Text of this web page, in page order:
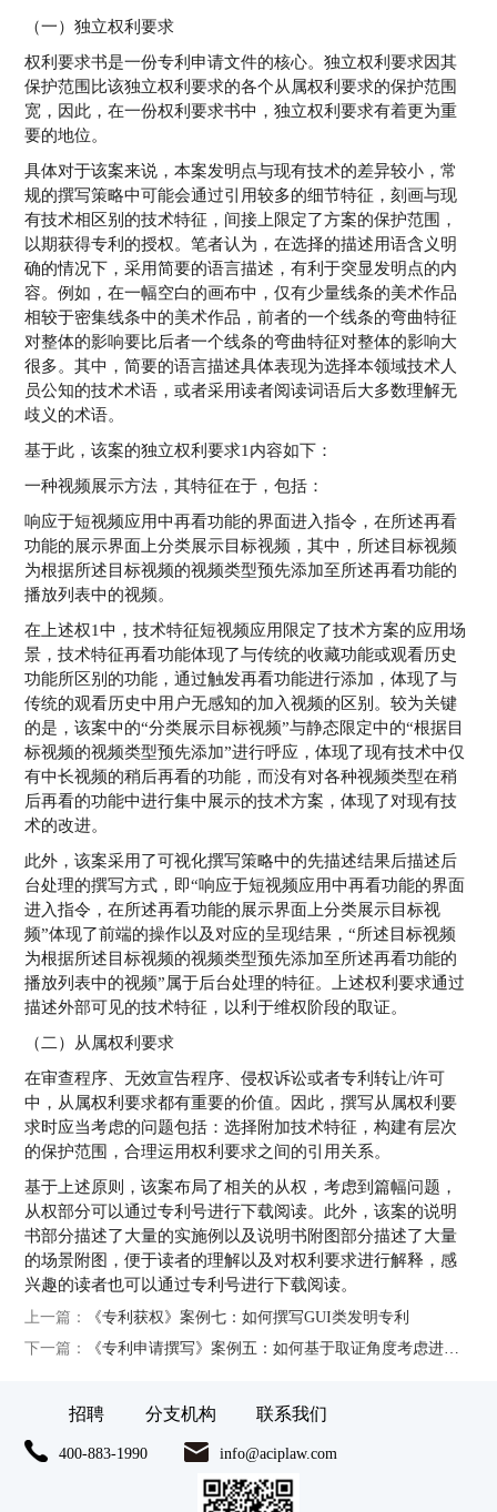
（一）独立权利要求
权利要求书是一份专利申请文件的核心。独立权利要求因其
保护范围比该独立权利要求的各个从属权利要求的保护范围
宽，因此，在一份权利要求书中，独立权利要求有着更为重
要的地位。
具体对于该案来说，本案发明点与现有技术的差异较小，常
规的撰写策略中可能会通过引用较多的细节特征，刻画与现
有技术相区别的技术特征，间接上限定了方案的保护范围，
以期获得专利的授权。笔者认为，在选择的描述用语含义明
确的情况下，采用简要的语言描述，有利于突显发明点的内
容。例如，在一幅空白的画布中，仅有少量线条的美术作品
相较于密集线条中的美术作品，前者的一个线条的弯曲特征
对整体的影响要比后者一个线条的弯曲特征对整体的影响大
很多。其中，简要的语言描述具体表现为选择本领域技术人
员公知的技术术语，或者采用读者阅读词语后大多数理解无
歧义的术语。
基于此，该案的独立权利要求1内容如下：
一种视频展示方法，其特征在于，包括：
响应于短视频应用中再看功能的界面进入指令，在所述再看
功能的展示界面上分类展示目标视频，其中，所述目标视频
为根据所述目标视频的视频类型预先添加至所述再看功能的
播放列表中的视频。
在上述权1中，技术特征短视频应用限定了技术方案的应用场
景，技术特征再看功能体现了与传统的收藏功能或观看历史
功能所区别的功能，通过触发再看功能进行添加，体现了与
传统的观看历史中用户无感知的加入视频的区别。较为关键
的是，该案中的“分类展示目标视频”与静态限定中的“根据目
标视频的视频类型预先添加”进行呼应，体现了现有技术中仅
有中长视频的稍后再看的功能，而没有对各种视频类型在稍
后再看的功能中进行集中展示的技术方案，体现了对现有技
术的改进。
此外，该案采用了可视化撰写策略中的先描述结果后描述后
台处理的撰写方式，即“响应于短视频应用中再看功能的界面
进入指令，在所述再看功能的展示界面上分类展示目标视
频”体现了前端的操作以及对应的呈现结果，“所述目标视频
为根据所述目标视频的视频类型预先添加至所述再看功能的
播放列表中的视频”属于后台处理的特征。上述权利要求通过
描述外部可见的技术特征，以利于维权阶段的取证。
（二）从属权利要求
在审查程序、无效宣告程序、侵权诉讼或者专利转让/许可
中，从属权利要求都有重要的价值。因此，撰写从属权利要
求时应当考虑的问题包括：选择附加技术特征，构建有层次
的保护范围，合理运用权利要求之间的引用关系。
基于上述原则，该案布局了相关的从权，考虑到篇幅问题，
从权部分可以通过专利号进行下载阅读。此外，该案的说明
书部分描述了大量的实施例以及说明书附图部分描述了大量
的场景附图，便于读者的理解以及对权利要求进行解释，感
兴趣的读者也可以通过专利号进行下载阅读。
上一篇：
《专利获权》案例七：如何撰写GUI类发明专利
下一篇：
《专利申请撰写》案例五：如何基于取证角度考虑进行专利撰写
招聘 分支机构 联系我们
400-883-1990 info@aciplaw.com